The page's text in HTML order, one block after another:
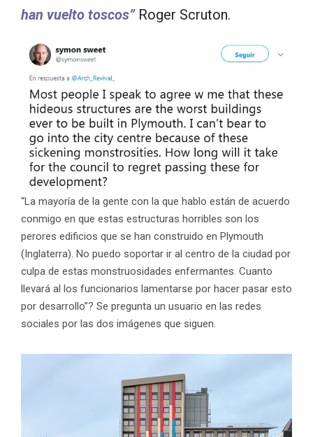
han vuelto toscos”Roger Scruton.
“La mayoría de la gente con la que hablo están de acuerdo
conmigo en que estas estructuras horribles son los
perores edificios que se han construido en Plymouth
(Inglaterra). No puedo soportar ir al centro de la ciudad por
culpa de estas monstruosidades enfermantes. Cuanto
llevará al los funcionarios lamentarse por hacer pasar esto
por desarrollo”? Se pregunta un usuario en las redes
sociales por las dos imágenes que siguen.